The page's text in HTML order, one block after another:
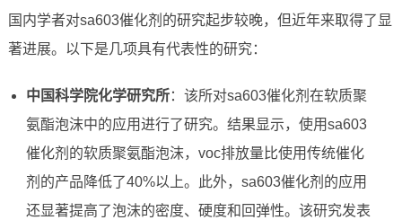
国内学者对sa603催化剂的研究起步较晚，但近年来取得了显
著进展。以下是几项具有代表性的研究：
中国科学院化学研究所：该所对sa603催化剂在软质聚
氨酯泡沫中的应用进行了研究。结果显示，使用sa603
催化剂的软质聚氨酯泡沫，voc排放量比使用传统催化
剂的产品降低了40%以上。此外，sa603催化剂的应用
还显著提高了泡沫的密度、硬度和回弹性。该研究发表